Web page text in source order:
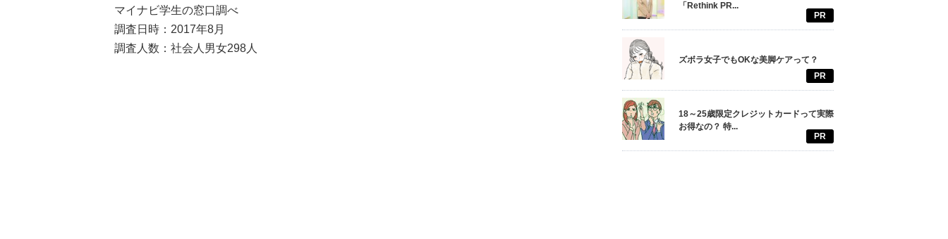
マイナビ学生の窓口調べ
調査日時：2017年8月
調査人数：社会人男女298人
「Rethink PR...
PR
ズボラ女子でもOKな美脚ケアって？
PR
18～25歳限定クレジットカードって実際
お得なの？ 特...
PR